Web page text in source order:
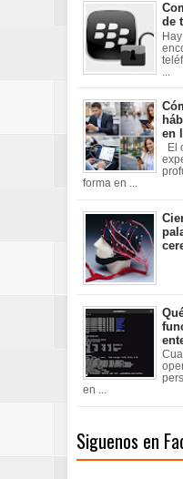
de
en
El
forma en ...
en ...
Siguenos en